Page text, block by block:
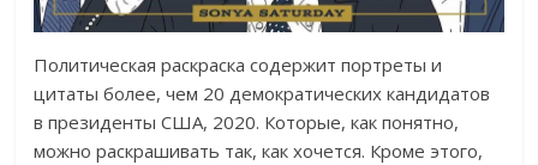
Политическая раскраска содержит портреты и
цитаты более, чем 20 демократических кандидатов
в президенты США, 2020. Которые, как понятно,
можно раскрашивать так, как хочется. Кроме этого,